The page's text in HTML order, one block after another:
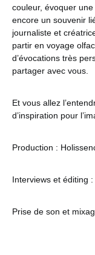
couleur, évoquer
encore un souvenir
journaliste et
partir en voyage
d’évocations très
partager avec vous.
Et vous allez
d’inspiration pour
Production :
Interviews et éditing
Prise de son et